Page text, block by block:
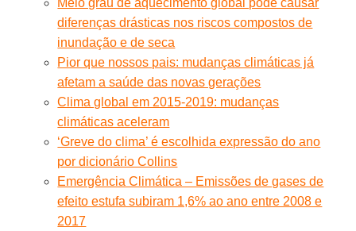
diferenças drásticas nos riscos compostos de
inundação e de seca
Pior que nossos pais: mudanças climáticas já
afetam a saúde das novas gerações
Clima global em 2015-2019: mudanças
climáticas aceleram
‘Greve do clima’ é escolhida expressão do ano
por dicionário Collins
Emergência Climática – Emissões de gases de
efeito estufa subiram 1,6% ao ano entre 2008 e
2017